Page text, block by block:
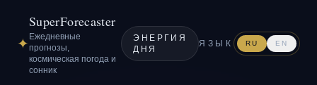
✦
SuperForecaster
Ежедневные
прогнозы,
космическая погода и
сонник
ЭНЕРГИЯ
ДНЯ
ЯЗЫК RU EN